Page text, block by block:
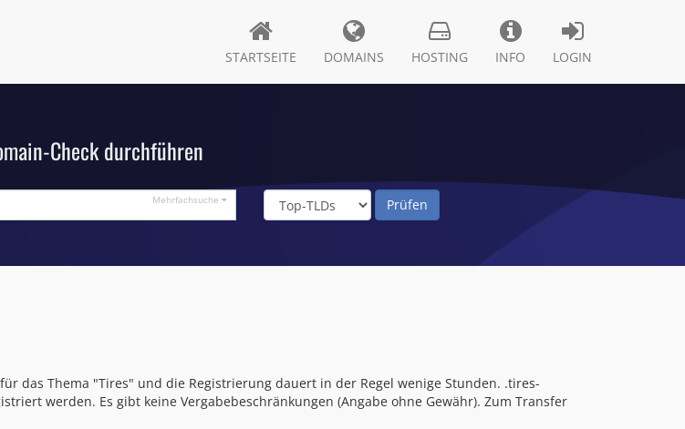
STARTSEITE DOMAINS HOSTING INFO LOGIN
Check durchführen
Mehrfachsuche
das Thema "Tires" und die Registrierung dauert in der Regel wenige Stunden. .tires-
werden. Es gibt keine Vergabebeschränkungen (Angabe ohne Gewähr). Zum Transfer